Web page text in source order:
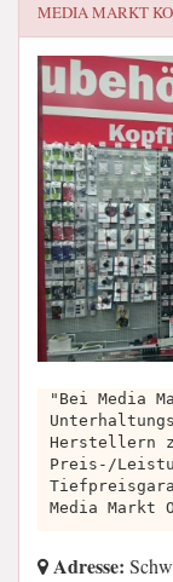
MEDIA MARKT
"Bei Media
Herstellern
Preis-/
Media Markt
Adresse: